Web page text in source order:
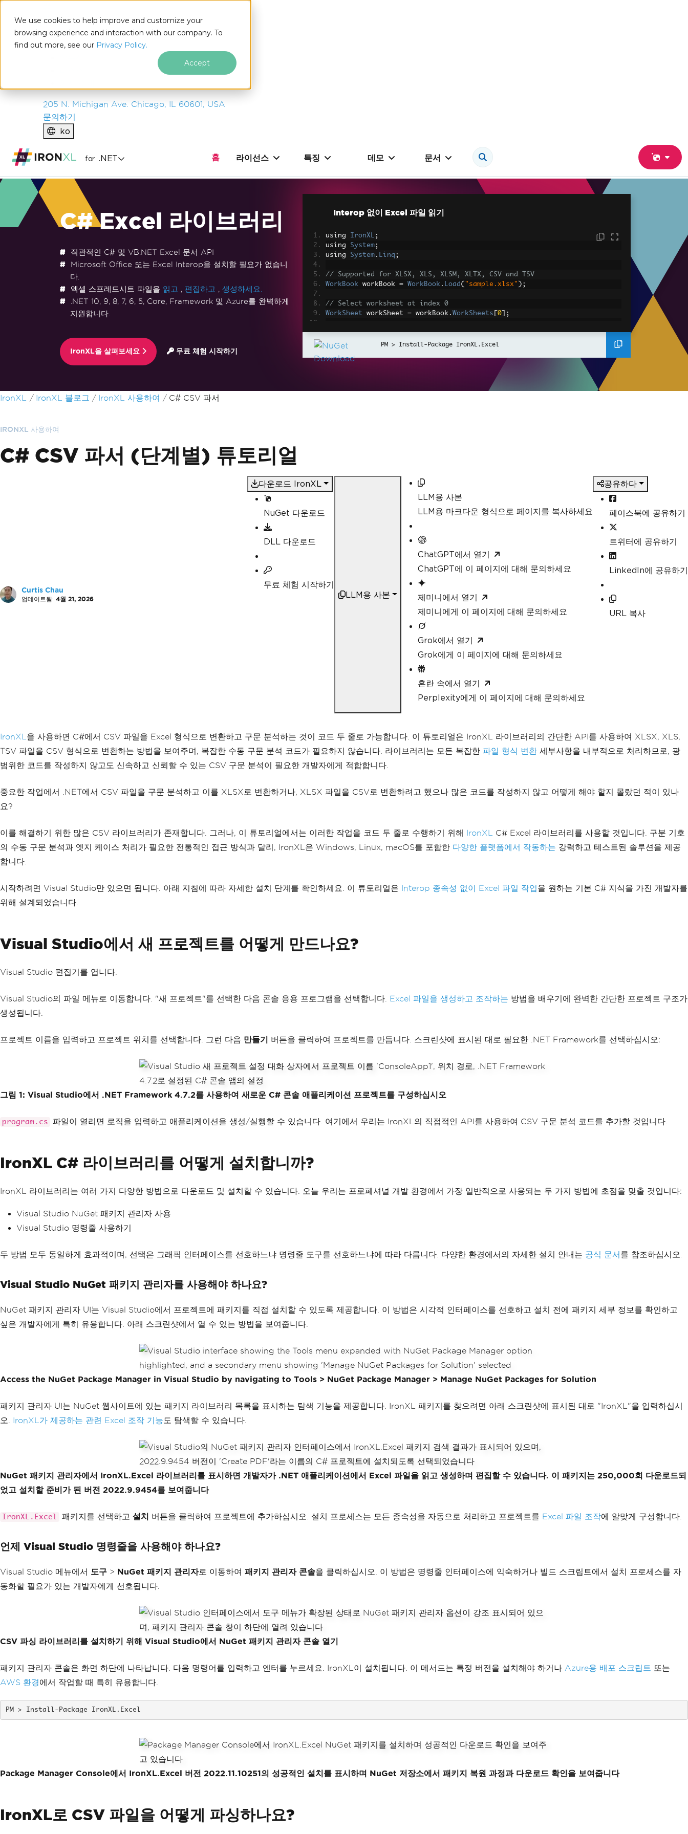
We use cookies to help improve and customize your
browsing experience and interaction with our company. To
find out more, see our Privacy Policy.
Accept
IRONSOFTWARE
제품
기업
205 N. Michigan Ave. Chicago, IL 60601, USA
문의하기
ko
for .NET 홈 라이선스 특징 데모 문서
C# Excel 라이브러리
직관적인 C# 및 VB.NET Excel 문서 API
Microsoft Office 또는 Excel Interop을 설치할 필요가 없습니
다.
엑셀 스프레드시트 파일을 읽고 , 편집하고 , 생성하세요.
.NET 10, 9, 8, 7, 6, 5, Core, Framework 및 Azure를 완벽하게
지원합니다.
IronXL을 살펴보세요 무료 체험 시작하기
Interop 없이 Excel 파일 읽기
using IronXL ;
using
System;
using
System. Linq ;
// Supported for XLSX, XLS, XLSM, XLTX, CSV and TSV
WorkBook workBook = WorkBook. Load ( "sample.xlsx" );
// Select worksheet at index 0
WorkSheet workSheet = workBook. WorkSheets 0];
// Get any existing worksheet
WorkSheet
firstSheet = workBook. DefaultWorkSheet
// Select a cell and return the converted value
// Read from ranges of cells elegantly.
workSheet[ "A2:A10"].
Install-Package IronXL.Excel
푸터 콘텐츠로 바로가기
IronXL IronXL 블로그 IronXL 사용하여 C# CSV 파서
IRONXL 사용하여
C# CSV 파서 (단계별) 튜토리얼
Curtis Chau
업데이트됨: 4월 21, 2026
다운로드 IronXL
NuGet 다운로드
DLL 다운로드
무료 체험 시작하기
LLM용 사본
LLM용 사본
LLM용 마크다운 형식으로 페이지를 복사하세요
ChatGPT에서 열기
ChatGPT에 이 페이지에 대해 문의하세요
제미니에서 열기
제미니에게 이 페이지에 대해 문의하세요
Grok에서 열기
Grok에게 이 페이지에 대해 문의하세요
혼란 속에서 열기
Perplexity에게 이 페이지에 대해 문의하세요
공유하다
페이스북에 공유하기
트위터에 공유하기
LinkedIn에 공유하기
URL 복사
IronXL 을 사용하면 C#에서 CSV 파일을 Excel 형식으로 변환하고 구문 분석하는 것이 코드 두 줄로 가능합니다. 이 튜토리얼은 IronXL 라이브러리의 간단한 API를 사용하여 XLSX, XLS,
TSV 파일을 CSV 형식으로 변환하는 방법을 보여주며, 복잡한 수동 구문 분석 코드가 필요하지 않습니다. 라이브러리는 모든 복잡한 파일 형식 변환 세부사항을 내부적으로 처리하므로, 광
범위한 코드를 작성하지 않고도 신속하고 신뢰할 수 있는 CSV 구문 분석이 필요한 개발자에게 적합합니다.
중요한 작업에서 .NET에서 CSV 파일을 구문 분석하고 이를 XLSX로 변환하거나, XLSX 파일을 CSV로 변환하려고 했으나 많은 코드를 작성하지 않고 어떻게 해야 할지 몰랐던 적이 있나
요?
이를 해결하기 위한 많은 CSV 라이브러리가 존재합니다. 그러나, 이 튜토리얼에서는 이러한 작업을 코드 두 줄로 수행하기 위해 IronXL
C# Excel 라이브러리를 사용할 것입니다. 구분 기호
의 수동 구문 분석과 엣지 케이스 처리가 필요한 전통적인 접근 방식과 달리, IronXL은 Windows, Linux, macOS를 포함한 다양한 플랫폼에서 작동하는 강력하고 테스트된 솔루션을 제공
합니다.
시작하려면 Visual Studio만 있으면 됩니다. 아래 지침에 따라 자세한 설치 단계를 확인하세요. 이 튜토리얼은 Interop 종속성 없이 Excel 파일 작업을 원하는 기본 C# 지식을 가진 개발자를
위해 설계되었습니다.
Visual Studio에서 새 프로젝트를 어떻게 만드나요?
Visual Studio 편집기를 엽니다.
Visual Studio의 파일 메뉴로 이동합니다. "새 프로젝트"를 선택한 다음 콘솔 응용 프로그램을 선택합니다. Excel 파일을 생성하고 조작하는 방법을 배우기에 완벽한 간단한 프로젝트 구조가
생성됩니다.
프로젝트 이름을 입력하고 프로젝트 위치를 선택합니다. 그런 다음 만들기 버튼을 클릭하여 프로젝트를 만듭니다. 스크린샷에 표시된 대로 필요한 .NET Framework를 선택하십시오:
그림 1: Visual Studio에서 .NET Framework 4.7.2를 사용하여 새로운 C# 콘솔 애플리케이션 프로젝트를 구성하십시오
program.cs 파일이 열리면 로직을 입력하고 애플리케이션을 생성/실행할 수 있습니다. 여기에서 우리는 IronXL의 직접적인 API를 사용하여 CSV 구문 분석 코드를 추가할 것입니다.
IronXL C# 라이브러리를 어떻게 설치합니까?
IronXL 라이브러리는 여러 가지 다양한 방법으로 다운로드 및 설치할 수 있습니다. 오늘 우리는 프로페셔널 개발 환경에서 가장 일반적으로 사용되는 두 가지 방법에 초점을 맞출 것입니다:
Visual Studio NuGet 패키지 관리자 사용
Visual Studio 명령줄 사용하기
두 방법 모두 동일하게 효과적이며, 선택은 그래픽 인터페이스를 선호하느냐 명령줄 도구를 선호하느냐에 따라 다릅니다. 다양한 환경에서의 자세한 설치 안내는 공식 문서 를 참조하십시오.
Visual Studio NuGet 패키지 관리자를 사용해야 하나요?
NuGet 패키지 관리자 UI는 Visual Studio에서 프로젝트에 패키지를 직접 설치할 수 있도록 제공합니다. 이 방법은 시각적 인터페이스를 선호하고 설치 전에 패키지 세부 정보를 확인하고
싶은 개발자에게 특히 유용합니다. 아래 스크린샷에서 열 수 있는 방법을 보여줍니다.
Access the NuGet Package Manager in Visual Studio by navigating to Tools > NuGet Package Manager > Manage NuGet Packages for Solution
패키지 관리자 UI는 NuGet 웹사이트에 있는 패키지 라이브러리 목록을 표시하는 탐색 기능을 제공합니다. IronXL 패키지를 찾으려면 아래 스크린샷에 표시된 대로 "IronXL"을 입력하십시
오. IronXL가 제공하는 관련 Excel 조작 기능 도 탐색할 수 있습니다.
NuGet 패키지 관리자에서 IronXL.Excel 라이브러리를 표시하면 개발자가 .NET 애플리케이션에서 Excel 파일을 읽고 생성하며 편집할 수 있습니다. 이 패키지는 250,000회 다운로드되
었고 설치할 준비가 된 버전 2022.9.9454를 보여줍니다
IronXL.Excel 패키지를 선택하고 설치 버튼을 클릭하여 프로젝트에 추가하십시오. 설치 프로세스는 모든 종속성을 자동으로 처리하고 프로젝트를 Excel 파일 조작에 알맞게 구성합니다.
언제 Visual Studio 명령줄을 사용해야 하나요?
Visual Studio 메뉴에서 도구 > NuGet 패키지 관리자로 이동하여 패키지 관리자 콘솔을 클릭하십시오. 이 방법은 명령줄 인터페이스에 익숙하거나 빌드 스크립트에서 설치 프로세스를 자
동화할 필요가 있는 개발자에게 선호됩니다.
CSV 파싱 라이브러리를 설치하기 위해 Visual Studio에서 NuGet 패키지 관리자 콘솔 열기
패키지 관리자 콘솔은 화면 하단에 나타납니다. 다음 명령어를 입력하고 엔터를 누르세요. IronXL이 설치됩니다. 이 메서드는 특정 버전을 설치해야 하거나 Azure용 배포 스크립트 또는
AWS 환경에서 작업할 때 특히 유용합니다.
Install-Package IronXL.Excel
Package Manager Console에서 IronXL.Excel 버전 2022.11.10251의 성공적인 설치를 표시하며 NuGet 저장소에서 패키지 복원 과정과 다운로드 확인을 보여줍니다
IronXL로 CSV 파일을 어떻게 파싱하나요?